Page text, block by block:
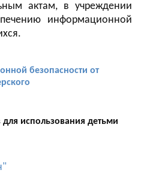
актам, в учреждении
информационной
безопасности от
использования детьми